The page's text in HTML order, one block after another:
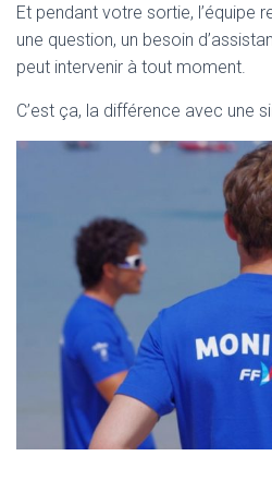
Et pendant votre sortie, l’équipe
une question, un besoin
peut intervenir à tout moment.
C’est ça, la différence avec une